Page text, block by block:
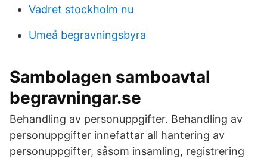
Vadret stockholm nu
Umeå begravningsbyra
Sambolagen samboavtal
begravningar.se
Behandling av personuppgifter. Behandling av
personuppgifter innefattar all hantering av
personuppgifter, såsom insamling, registrering